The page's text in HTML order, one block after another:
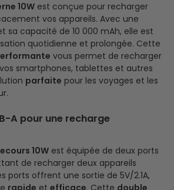
10W est conçue pour recharger
vos appareils. Avec une
sa capacité de 10 000 mAh, elle est
quotidienne et prolongée. Cette
vous permet de recharger
smartphones, tablettes et autres
parfaite pour les voyages et les
A pour une recharge
10W est équipée de deux ports
de recharger deux appareils
ports offrent une sortie de 5V/2.1A,